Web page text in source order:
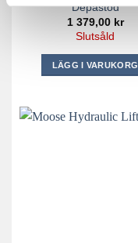
Depåstöd
1 379,00 kr
Slutsåld
LÄGG I VARUKORG